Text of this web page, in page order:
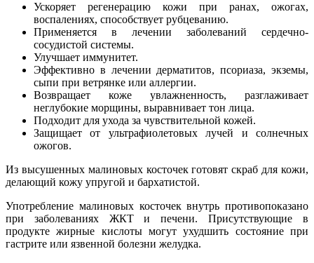
Ускоряет регенерацию кожи при ранах, ожогах,
воспалениях, способствует рубцеванию.
Применяется в лечении заболеваний сердечно-
сосудистой системы.
Улучшает иммунитет.
Эффективно в лечении дерматитов, псориаза, экземы,
сыпи при ветрянке или аллергии.
Возвращает коже увлажненность, разглаживает
неглубокие морщины, выравнивает тон лица.
Подходит для ухода за чувствительной кожей.
Защищает от ультрафиолетовых лучей и солнечных
ожогов.
Из высушенных малиновых косточек готовят скраб для кожи,
делающий кожу упругой и бархатистой.
Употребление малиновых косточек внутрь противопоказано
при заболеваниях ЖКТ и печени. Присутствующие в
продукте жирные кислоты могут ухудшить состояние при
гастрите или язвенной болезни желудка.